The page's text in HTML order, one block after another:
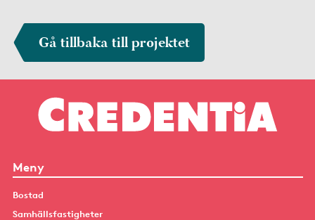
Gå tillbaka till projektet
Meny
Bostad
Samhällsfastigheter